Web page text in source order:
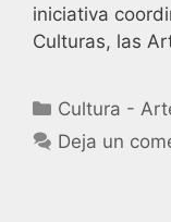
iniciativa
Culturas, las
Cultura -
Deja un